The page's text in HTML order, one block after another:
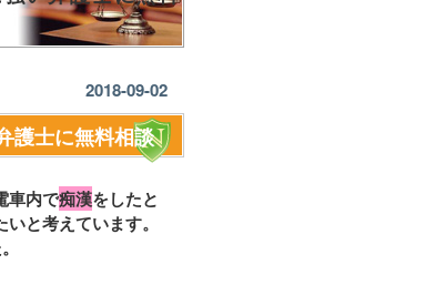
2018-09-02
士に無料相談
車内で痴漢をしたと
いと考えています。